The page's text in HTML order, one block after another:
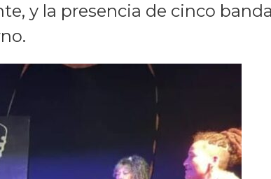
y la presencia de cinco